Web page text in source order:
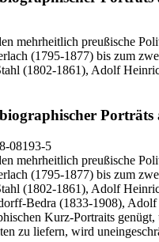
mehrheitlich preußische
(1795-1877) bis zum
(1802-1861), Adolf
Porträts
08193-5
mehrheitlich preußische
(1795-1877) bis zum
(1802-1861), Adolf
Bedra (1833-1908),
Kurz-Portraits
zu liefern, wird